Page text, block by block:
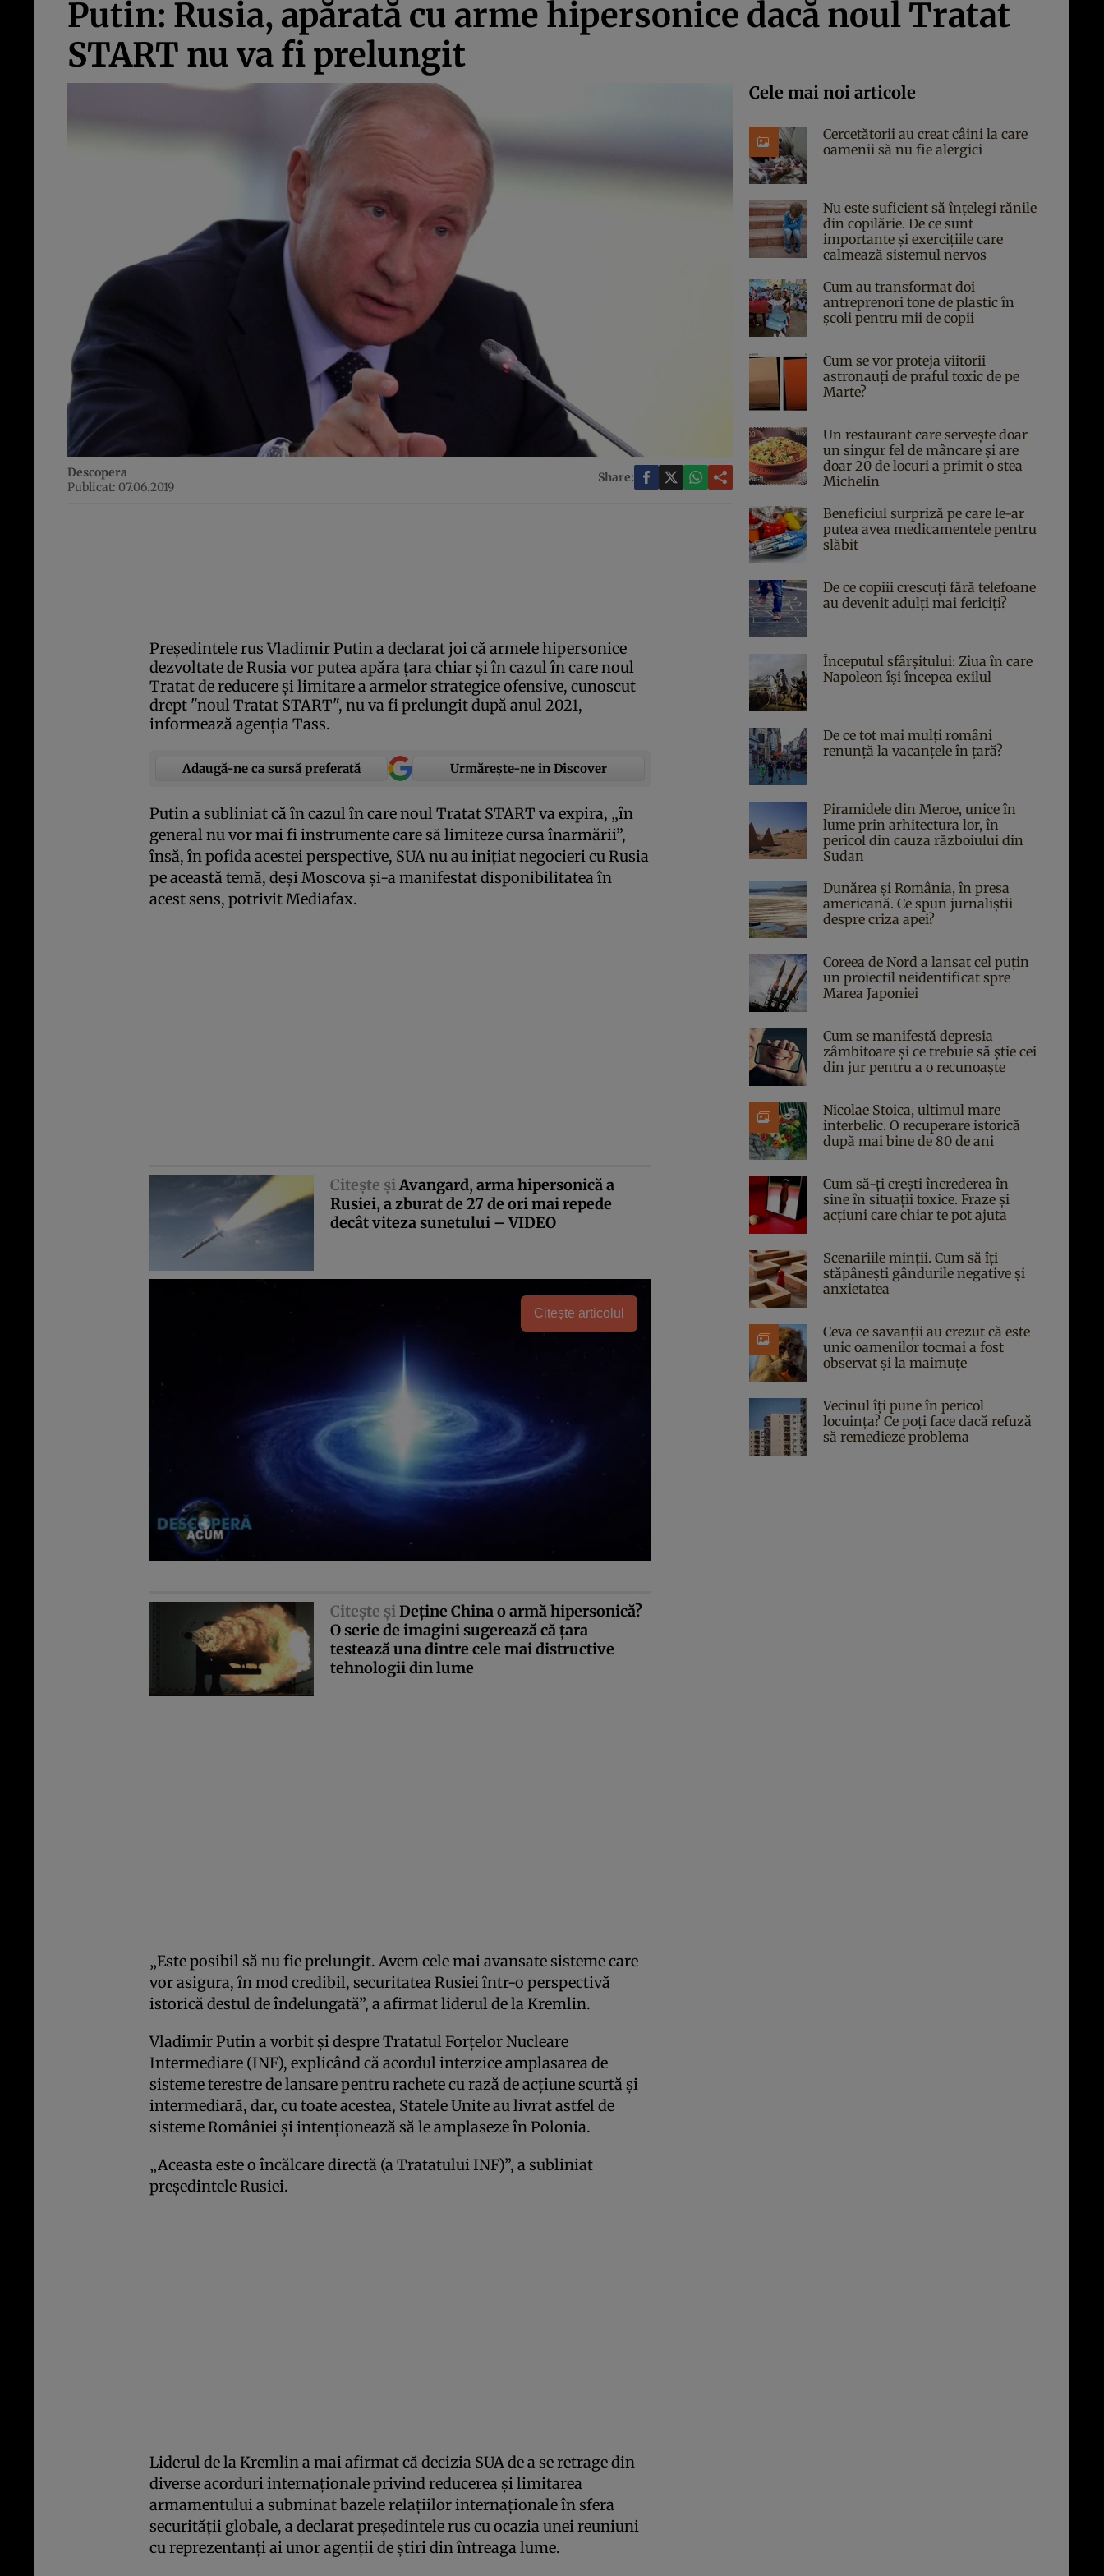
Putin: Rusia, apărată cu arme hipersonice dacă noul Tratat
START nu va fi prelungit
Descopera
Publicat: 07.06.2019
Share:
Preşedintele rus Vladimir Putin a declarat joi că armele hipersonice
dezvoltate de Rusia vor putea apăra ţara chiar şi în cazul în care noul
Tratat de reducere şi limitare a armelor strategice ofensive, cunoscut
drept "noul Tratat START", nu va fi prelungit după anul 2021,
informează agenţia Tass.
Adaugă-ne ca sursă preferată Urmărește-ne in Discover
Putin a subliniat că în cazul în care noul Tratat START va expira, „în
general nu vor mai fi instrumente care să limiteze cursa înarmării”,
însă, în pofida acestei perspective, SUA nu au iniţiat negocieri cu Rusia
pe această temă, deşi Moscova şi-a manifestat disponibilitatea în
acest sens, potrivit Mediafax.
Citeşte şiAvangard, arma hipersonică a
Rusiei, a zburat de 27 de ori mai repede
decât viteza sunetului – VIDEO
Citește articolul
Citeşte şiDeţine China o armă hipersonică?
O serie de imagini sugerează că ţara
testează una dintre cele mai distructive
tehnologii din lume
„Este posibil să nu fie prelungit. Avem cele mai avansate sisteme care
vor asigura, în mod credibil, securitatea Rusiei într-o perspectivă
istorică destul de îndelungată”, a afirmat liderul de la Kremlin.
Vladimir Putin a vorbit şi despre Tratatul Forţelor Nucleare
Intermediare (INF), explicând că acordul interzice amplasarea de
sisteme terestre de lansare pentru rachete cu rază de acţiune scurtă şi
intermediară, dar, cu toate acestea, Statele Unite au livrat astfel de
sisteme României şi intenţionează să le amplaseze în Polonia.
„Aceasta este o încălcare directă (a Tratatului INF)”, a subliniat
preşedintele Rusiei.
Liderul de la Kremlin a mai afirmat că decizia SUA de a se retrage din
diverse acorduri internaţionale privind reducerea şi limitarea
armamentului a subminat bazele relaţiilor internaţionale în sfera
securităţii globale, a declarat preşedintele rus cu ocazia unei reuniuni
cu reprezentanţi ai unor agenţii de ştiri din întreaga lume.
Cele mai noi articole
Cercetătorii au creat câini la care
oamenii să nu fie alergici
Nu este suficient să înțelegi rănile
din copilărie. De ce sunt
importante și exercițiile care
calmează sistemul nervos
Cum au transformat doi
antreprenori tone de plastic în
școli pentru mii de copii
Cum se vor proteja viitorii
astronauți de praful toxic de pe
Marte?
Un restaurant care servește doar
un singur fel de mâncare și are
doar 20 de locuri a primit o stea
Michelin
Beneficiul surpriză pe care le-ar
putea avea medicamentele pentru
slăbit
De ce copiii crescuți fără telefoane
au devenit adulți mai fericiți?
Începutul sfârşitului: Ziua în care
Napoleon îşi începea exilul
De ce tot mai mulți români
renunță la vacanțele în țară?
Piramidele din Meroe, unice în
lume prin arhitectura lor, în
pericol din cauza războiului din
Sudan
Dunărea și România, în presa
americană. Ce spun jurnaliștii
despre criza apei?
Coreea de Nord a lansat cel puțin
un proiectil neidentificat spre
Marea Japoniei
Cum se manifestă depresia
zâmbitoare și ce trebuie să știe cei
din jur pentru a o recunoaște
Nicolae Stoica, ultimul mare
interbelic. O recuperare istorică
după mai bine de 80 de ani
Cum să-ți crești încrederea în
sine în situații toxice. Fraze și
acțiuni care chiar te pot ajuta
Scenariile minții. Cum să îți
stăpânești gândurile negative și
anxietatea
Ceva ce savanții au crezut că este
unic oamenilor tocmai a fost
observat și la maimuțe
Vecinul îți pune în pericol
locuința? Ce poți face dacă refuză
să remedieze problema